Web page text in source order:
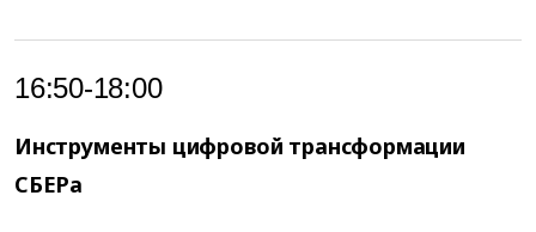
16:50-18:00
Инструменты цифровой трансформации
СБЕРа